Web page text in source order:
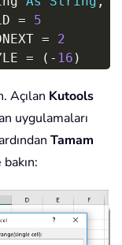
=
5
=
2
= ( - 16 )
= 255
String
Açılan Kutools
uygulamaları
Tamam